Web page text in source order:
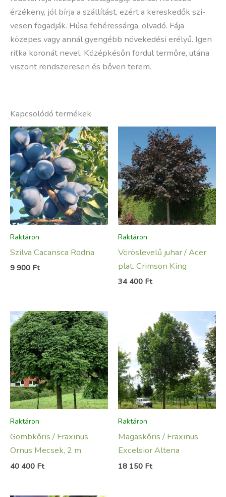
érzékeny, jól bí­rja a szállí­tást, ezért a kereskedők szí­
vesen fogadják. Húsa fehéressárga, olvadó. Fája
közepes vagy annál gyengébb növekedési erélyű. Igen
ritka koronát nevel. Középkésőn fordul termőre, utána
viszont rendszeresen és bőven terem.
Kapcsolódó termékek
Raktáron
Szilva Cacansca Rodna
9 900 Ft
Raktáron
Vöröslevelű juhar / Acer
plat. Crimson King
34 400 Ft
Raktáron
Gömbkőris / Fraxinus
Ornus Mecsek, 2 m
40 400 Ft
Raktáron
Magaskőris / Fraxinus
Excelsior Altena
18 150 Ft